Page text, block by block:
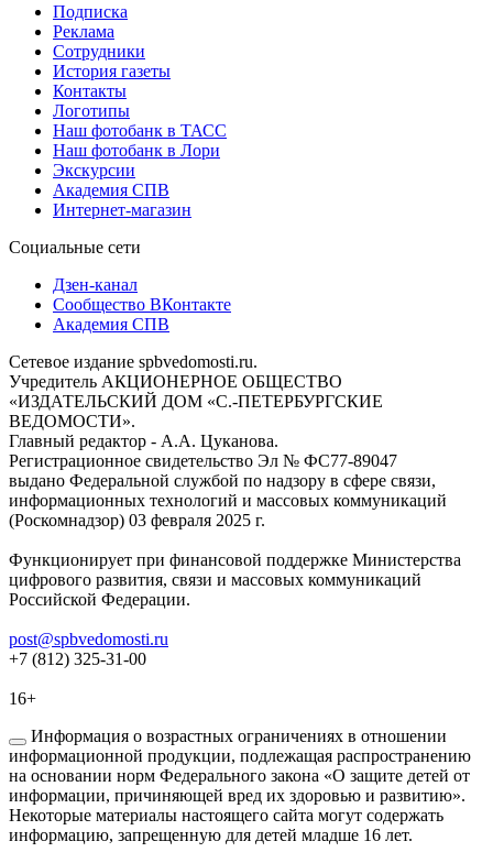
Подписка
Реклама
Сотрудники
История газеты
Контакты
Логотипы
Наш фотобанк в ТАСС
Наш фотобанк в Лори
Экскурсии
Академия СПВ
Интернет-магазин
Социальные сети
Дзен-канал
Сообщество ВКонтакте
Академия СПВ
Сетевое издание spbvedomosti.ru.
Учредитель АКЦИОНЕРНОЕ ОБЩЕСТВО
«ИЗДАТЕЛЬСКИЙ ДОМ «С.-ПЕТЕРБУРГСКИЕ
ВЕДОМОСТИ».
Главный редактор - А.А. Цуканова.
Регистрационное свидетельство Эл № ФС77-89047
выдано Федеральной службой по надзору в сфере связи,
информационных технологий и массовых коммуникаций
(Роскомнадзор) 03 февраля 2025 г.
Функционирует при финансовой поддержке Министерства
цифрового развития, связи и массовых коммуникаций
Российской Федерации.
post@spbvedomosti.ru
+7 (812) 325-31-00
16+
Информация о возрастных ограничениях в отношении
информационной продукции, подлежащая распространению
на основании норм Федерального закона «О защите детей от
информации, причиняющей вред их здоровью и развитию».
Некоторые материалы настоящего сайта могут содержать
информацию, запрещенную для детей младше 16 лет.